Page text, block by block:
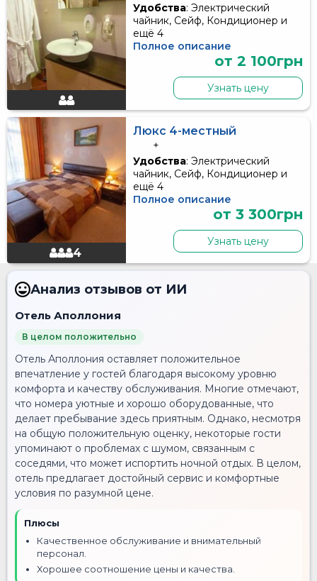
Удобства: Электрический
чайник, Сейф, Кондиционер и
ещё 4
Полное описание
от 2 100грн
Узнать цену
4
Люкс 4-местный
+
Удобства: Электрический
чайник, Сейф, Кондиционер и
ещё 4
Полное описание
от 3 300грн
Узнать цену
Анализ отзывов от ИИ
Отель Аполлония
В целом положительно
Отель Аполлония оставляет положительное
впечатление у гостей благодаря высокому уровню
комфорта и качеству обслуживания. Многие отмечают,
что номера уютные и хорошо оборудованные, что
делает пребывание здесь приятным. Однако, несмотря
на общую положительную оценку, некоторые гости
упоминают о проблемах с шумом, связанным с
соседями, что может испортить ночной отдых. В целом,
отель предлагает достойный сервис и комфортные
условия по разумной цене.
Плюсы
Качественное обслуживание и внимательный
персонал.
Хорошее соотношение цены и качества.